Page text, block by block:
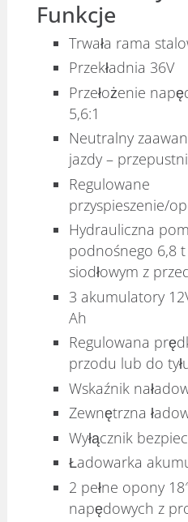
Funkcje
Trwała rama
Przekładnia 36V
Przełożenie
5,6:1
Neutralny
jazdy –
Regulowane
przyspieszenie/
Hydrauliczna
podnośnego 6,8
siodłowym z
3 akumulatory
Ah
Regulowana
przodu lub do
Wskaźnik
Zewnętrzna
Wyłącznik
Ładowarka
2 pełne opony
napędowych z